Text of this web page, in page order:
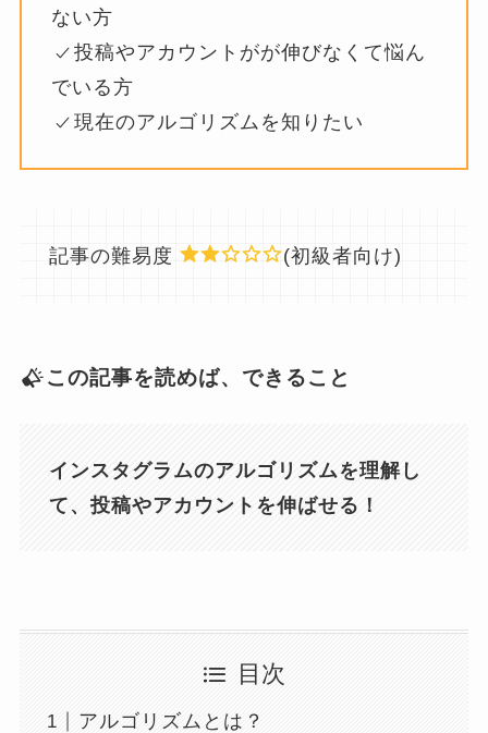
ない方
投稿やアカウントがが伸びなくて悩ん
でいる方
現在のアルゴリズムを知りたい
記事の難易度 (初級者向け)
この記事を読めば、できること
インスタグラムのアルゴリズムを理解し
て、投稿やアカウントを伸ばせる！
目次
アルゴリズムとは？